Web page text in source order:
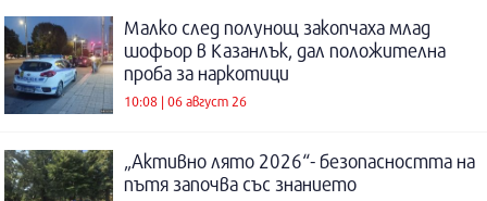
Малко след полунощ закопчаха млад
шофьор в Казанлък, дал положителна
проба за наркотици
10:08 | 06 август 26
„Активно лято 2026“- безопасността на
пътя започва със знанието